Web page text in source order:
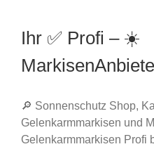
Ihr ✅ Profi – ☀️
🔎 Sonnenschutz Shop,
Gelenkarmmarkisen und
Gelenkarmmarkisen Profi